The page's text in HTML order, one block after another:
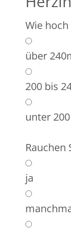
Wie
über
200 bis
unter
Rauchen
ja